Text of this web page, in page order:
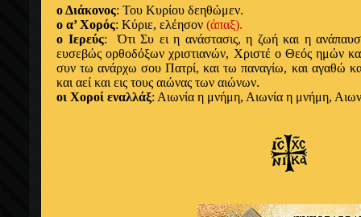
ο Διάκονος: Του Κυρίου δεηθώμεν.
ο α’ Χορός: Κύριε, ελέησον (άπαξ).
ο Ιερεύς: Ότι Συ ει η ανάστασις, η ζωή και η
ευσεβώς ορθοδόξων χριστιανών, Χριστέ ο Θεός ημών
συν τω ανάρχω σου Πατρί, και τω παναγίω, και αγαθώ
και αεί και εις τους αιώνας των αιώνων.
οι Χοροί εναλλάξ: Αιωνία η μνήμη, Αιωνία η μνήμη,